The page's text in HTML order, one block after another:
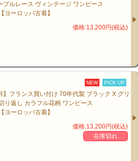
ブルレース ヴィンテージ ワンピース
ヨーロッパ古着】
価格:13,200円(税込)
NEW PICK UP
】フランス買い付け 70年代製 ブラック X グリ
り返し カラフル花柄 ワンピース
ヨーロッパ古着】
価格:13,200円(税込)
在庫切れ